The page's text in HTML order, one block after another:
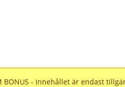
BONUS - Innehållet är endast